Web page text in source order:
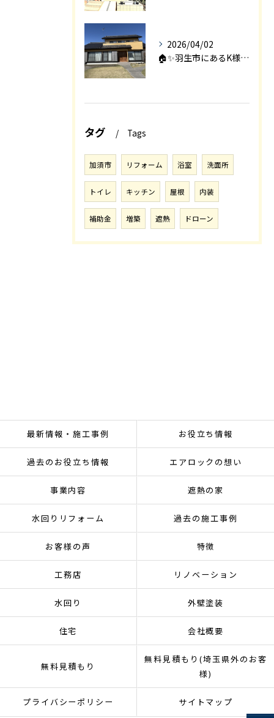
2026/04/02
🏠✨羽生市にあるK様邸は、2008年に㈱エアロックで新築され...
タグ Tags
加須市 リフォーム 浴室 洗面所
トイレ キッチン 屋根 内装
補助金 増築 遮熱 ドローン
最新情報・施工事例 お役立ち情報
過去のお役立ち情報 エアロックの想い
事業内容 遮熱の家
水回りリフォーム 過去の施工事例
お客様の声 特徴
工務店 リノベーション
水回り 外壁塗装
住宅 会社概要
無料見積もり
無料見積もり(埼玉県外のお客
様)
プライバシーポリシー サイトマップ